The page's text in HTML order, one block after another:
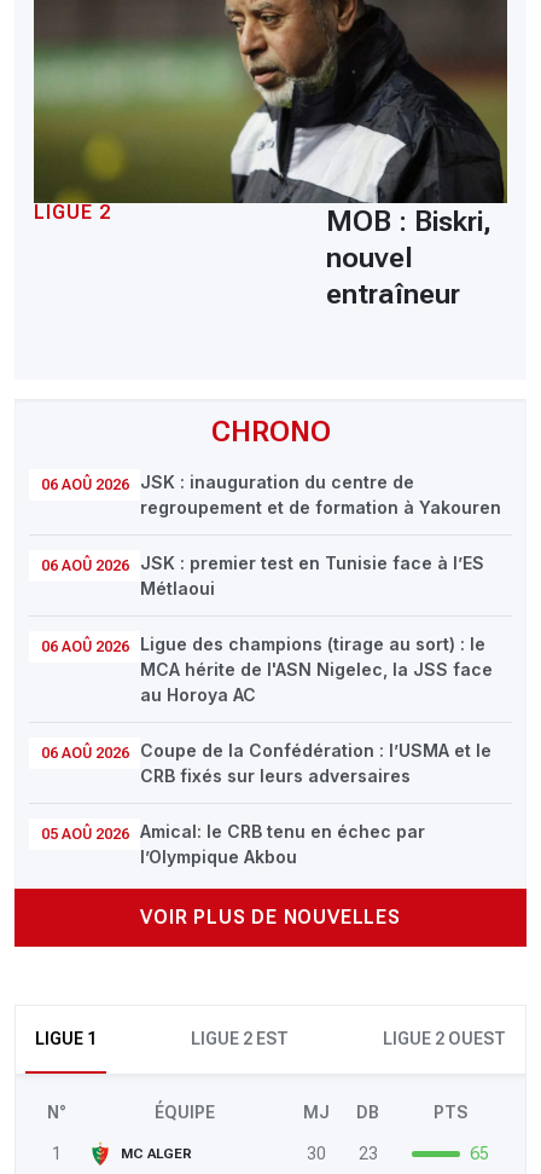
CHRONO
06 AOÛ 2026
JSK : inauguration du centre de
regroupement et de formation à Yakouren
06 AOÛ 2026
JSK : premier test en Tunisie face à l’ES
Métlaoui
06 AOÛ 2026
Ligue des champions (tirage au sort) : le
MCA hérite de l'ASN Nigelec, la JSS face
au Horoya AC
06 AOÛ 2026
Coupe de la Confédération : l’USMA et le
CRB fixés sur leurs adversaires
05 AOÛ 2026
Amical: le CRB tenu en échec par
l’Olympique Akbou
VOIR PLUS DE NOUVELLES
LIGUE 1 LIGUE 2 EST LIGUE 2 OUEST
N° ÉQUIPE MJ DB PTS
1 MC ALGER 30 23
65
LIGUE 2
MOB : Biskri,
nouvel
entraîneur